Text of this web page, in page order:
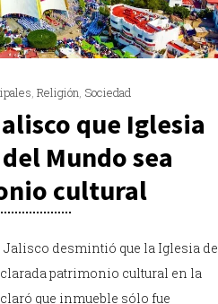
,Religión, Sociedad
que Iglesia
Mundo sea
cultural
Jalisco desmintió que la Iglesia de
patrimonio cultural en la
que inmueble sólo fue